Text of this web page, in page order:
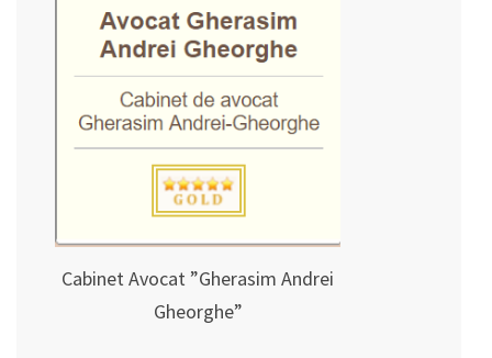
Cabinet Avocat ”Gherasim Andrei
Gheorghe”